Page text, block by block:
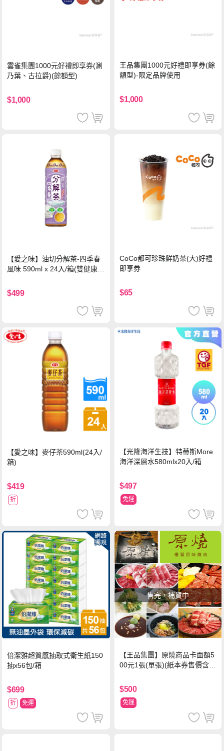
雲雀集團1000元好禮即享券(涮
乃葉、古拉爵)(餘額型)
$1,000
王品集團1000元好禮即享券(餘
額型)-限定品牌使用
$1,000
【愛之味】油切分解茶-四季春
風味 590ml x 24入/箱(雙健康認
$499
CoCo都可珍珠鮮奶茶(大)好禮
即享券
$65
【愛之味】麥仔茶590ml(24入/
箱)
$419
折
【光隆海洋生技】特蒂斯More
海洋深層水580mlx20入/箱
$497
免運
倍潔雅超質感抽取式衛生紙150
抽x56包/箱
$699
折 免運
售完，補貨中
【王品集團】原燒商品卡面額5
00元1張(單張)(紙本券售價含平
$500
免運